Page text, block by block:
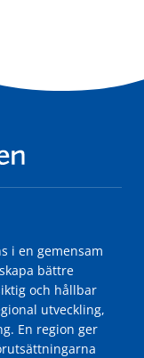
i en gemensam
bättre
och hållbar
utveckling,
En region ger